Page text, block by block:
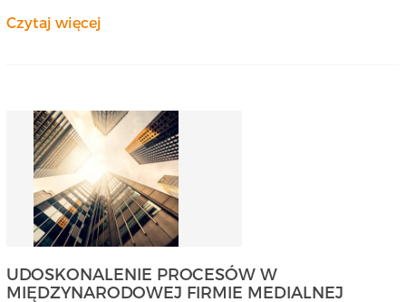
Czytaj więcej
UDOSKONALENIE PROCESÓW W
MIĘDZYNARODOWEJ FIRMIE MEDIALNEJ